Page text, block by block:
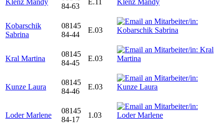
Klenz Mandy
84-63
E.11
Kobarschik
Sabrina
08145
84-44
E.03
Kral Martina
08145
84-45
E.03
Kunze Laura
08145
84-46
E.03
Loder Marlene
08145
84-17
1.03